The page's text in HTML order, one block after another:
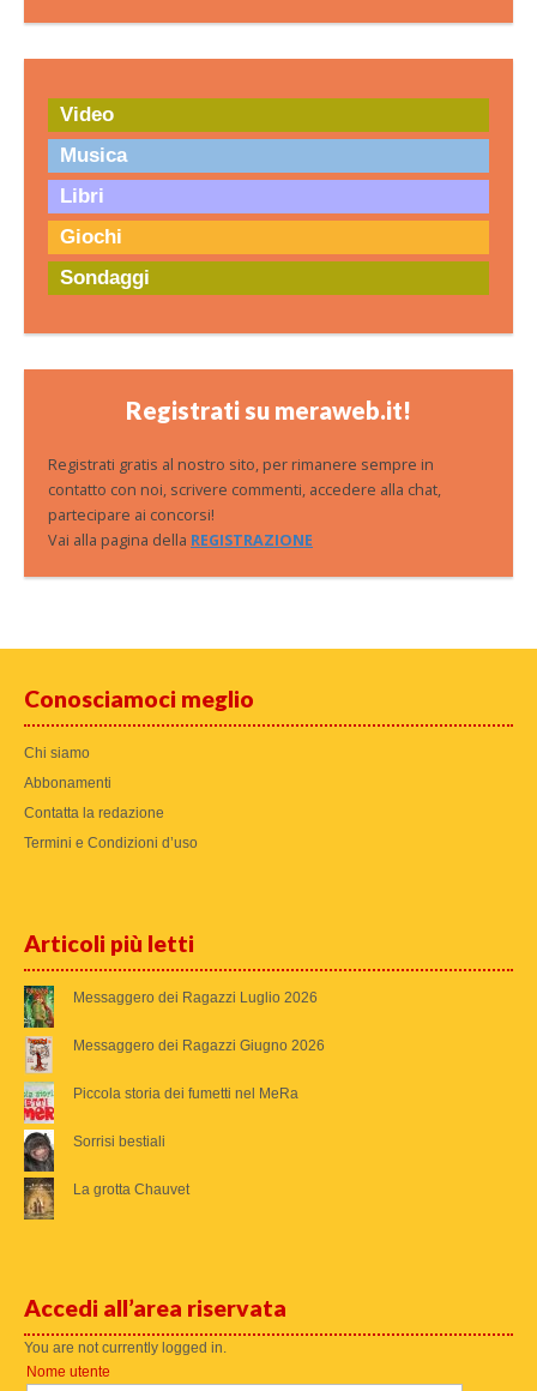
Video
Musica
Libri
Giochi
Sondaggi
Registrati su meraweb.it!
Registrati gratis al nostro sito, per rimanere sempre in
contatto con noi, scrivere commenti, accedere alla chat,
partecipare ai concorsi!
Vai alla pagina della REGISTRAZIONE
Conosciamoci meglio
Chi siamo
Abbonamenti
Contatta la redazione
Termini e Condizioni d’uso
Articoli più letti
Messaggero dei Ragazzi Luglio 2026
Messaggero dei Ragazzi Giugno 2026
Piccola storia dei fumetti nel MeRa
Sorrisi bestiali
La grotta Chauvet
Accedi all’area riservata
You are not currently logged in.
Nome utente